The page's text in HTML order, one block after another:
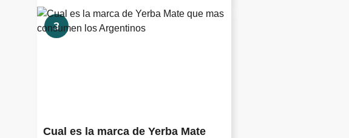
3
Cual es la marca de Yerba Mate